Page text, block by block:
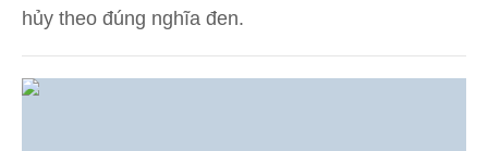
hủy theo đúng nghĩa đen.